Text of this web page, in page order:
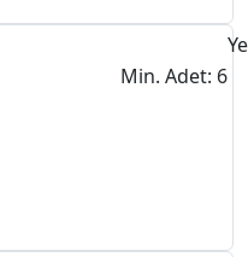
Min. Adet: 6